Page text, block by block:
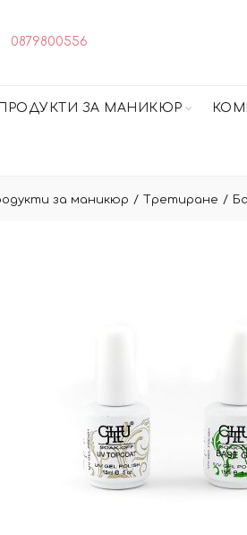
0879800556
ПРОДУКТИ ЗА МАНИКЮР
за маникюр Третиране